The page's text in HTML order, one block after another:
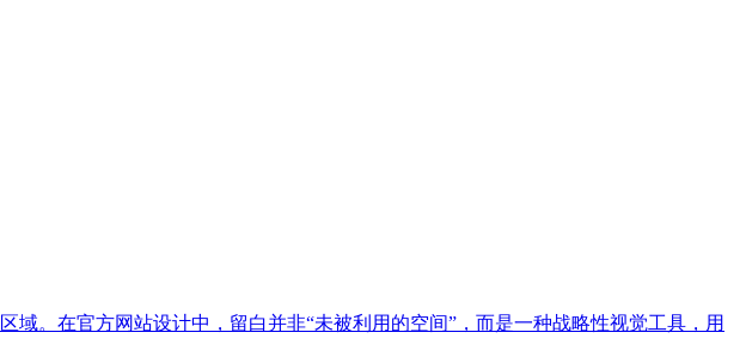
在官方网站设计中，留白并非“未被利用的空间”，而是一种战略性视觉工具，用